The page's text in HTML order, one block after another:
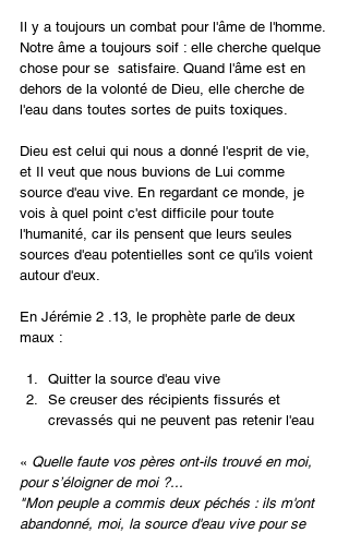
Il y a toujours un combat pour l'âme de l'homme.
Notre âme a toujours soif : elle cherche quelque
chose pour se  satisfaire. Quand l'âme est en
dehors de la volonté de Dieu, elle cherche de
l'eau dans toutes sortes de puits toxiques.
Dieu est celui qui nous a donné l'esprit de vie,
et Il veut que nous buvions de Lui comme
source d'eau vive. En regardant ce monde, je
vois à quel point c'est difficile pour toute
l'humanité, car ils pensent que leurs seules
sources d'eau potentielles sont ce qu'ils voient
autour d'eux.
En Jérémie 2 .13, le prophète parle de deux
maux :
Quitter la source d'eau vive
Se creuser des récipients fissurés et
crevassés qui ne peuvent pas retenir l'eau
« Quelle faute vos pères ont-ils trouvé en moi,
pour s’éloigner de moi ?...
"Mon peuple a commis deux péchés : ils m'ont
abandonné, moi, la source d'eau vive pour se